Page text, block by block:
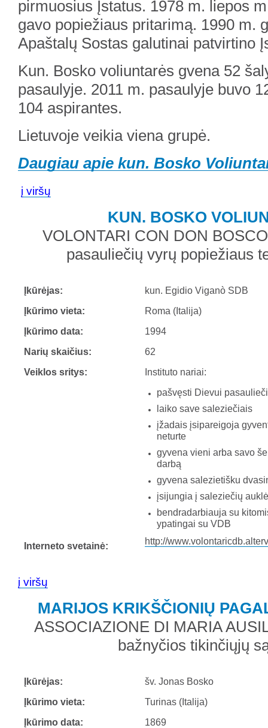
pirmuosius Įstatus. 1978 m. liepos
gavo popiežiaus pritarimą. 1990 m.
Apaštalų Sostas galutinai patvirtino
Kun. Bosko voliuntarės gvena 52
pasaulyje. 2011 m. pasaulyje buvo
104 aspirantes.
Lietuvoje veikia viena grupė.
Daugiau apie kun. Bosko
į viršų
KUN. BOSKO
VOLONTARI CON DON
pasauliečių vyrų popiežiaus
Įkūrėjas:
Įkūrimo vieta:
Įkūrimo data:
Narių skaičius:
Veiklos sritys:
Interneto svetainė:
kun. Egidio Viganò SDB
Roma (Italija)
1994
62
Instituto nariai:
pašvęsti Dievui
laiko save saleziečiais
įžadais įsipareigoja
neturte
gyvena vieni arba savo
darbą
gyvena salezietišku
įsijungia į saleziečių
bendradarbiauja su
ypatingai su VDB
http://
į viršų
MARIJOS KRIKŠČIONIŲ
ASSOCIAZIONE DI MARIA
bažnyčios tikinčiųjų
Įkūrėjas:
Įkūrimo vieta:
Įkūrimo data:
šv. Jonas Bosko
Turinas (Italija)
1869